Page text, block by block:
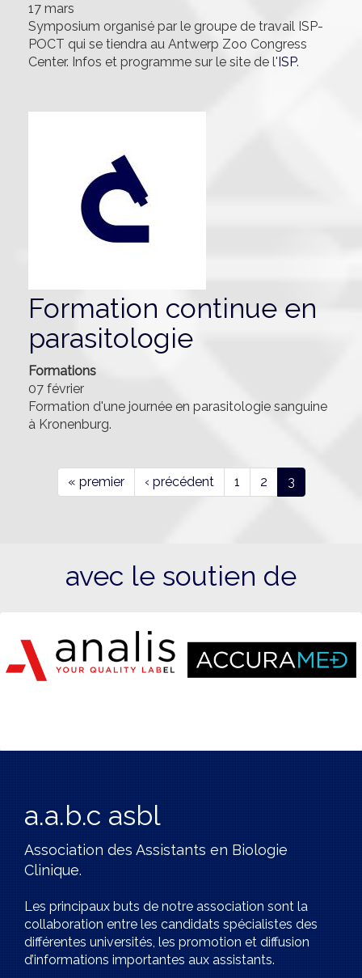
17 mars
Symposium organisé par le groupe de travail ISP-
POCT qui se tiendra au Antwerp Zoo Congress
Center. Infos et programme sur le site de l'ISP.
Formation continue en
parasitologie
Formations
07 février
Formation d'une journée en parasitologie sanguine
à Kronenburg.
« premier ‹ précédent 1 2 3
avec le soutien de
a.a.b.c asbl
Association des Assistants en Biologie
Clinique.
Les principaux buts de notre association sont la
collaboration entre les candidats spécialistes des
différentes universités, les promotion et diffusion
d’informations importantes aux assistants.